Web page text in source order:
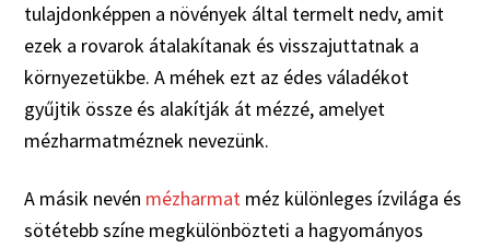
tulajdonképpen a növények által termelt nedv, amit
ezek a rovarok átalakítanak és visszajuttatnak a
környezetükbe. A méhek ezt az édes váladékot
gyűjtik össze és alakítják át mézzé, amelyet
mézharmatméznek nevezünk.
A másik nevén mézharmat méz különleges ízvilága és
sötétebb színe megkülönbözteti a hagyományos